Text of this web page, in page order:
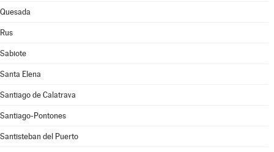
Quesada
Rus
Sabiote
Santa Elena
Santiago de Calatrava
Santiago-Pontones
Santisteban del Puerto